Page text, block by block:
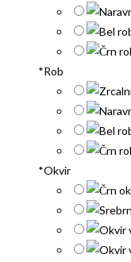
*Rob
*Okvir